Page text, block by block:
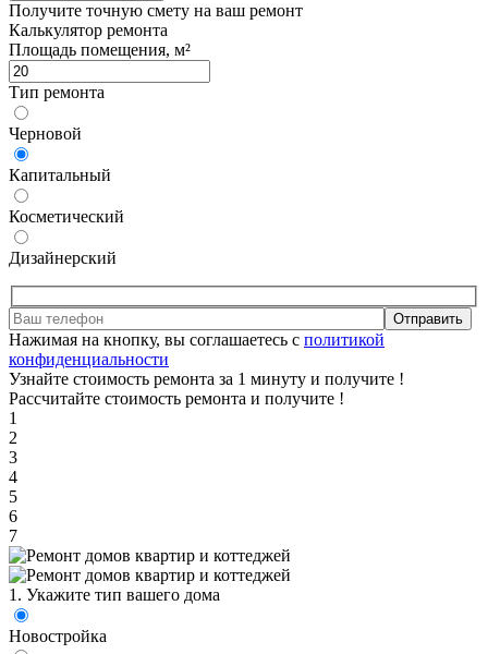
Получите точную смету на ваш ремонт
Калькулятор ремонта
Площадь помещения, м²
Тип ремонта
Черновой
Капитальный
Косметический
Дизайнерский
Отправить
Нажимая на кнопку, вы соглашаетесь с политикой
конфиденциальности
Узнайте стоимость ремонта за 1 минуту и получите !
Рассчитайте стоимость ремонта и получите !
1
2
3
4
5
6
7
1. Укажите тип вашего дома
Новостройка